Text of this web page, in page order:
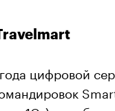
цифровой